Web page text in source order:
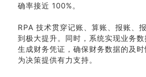
确率接近 100%。
RPA 技术贯穿记账、算账、报账、
到极大提升。同时，系统实现业务
生成财务凭证，确保财务数据的及
为决策提供有力支持。